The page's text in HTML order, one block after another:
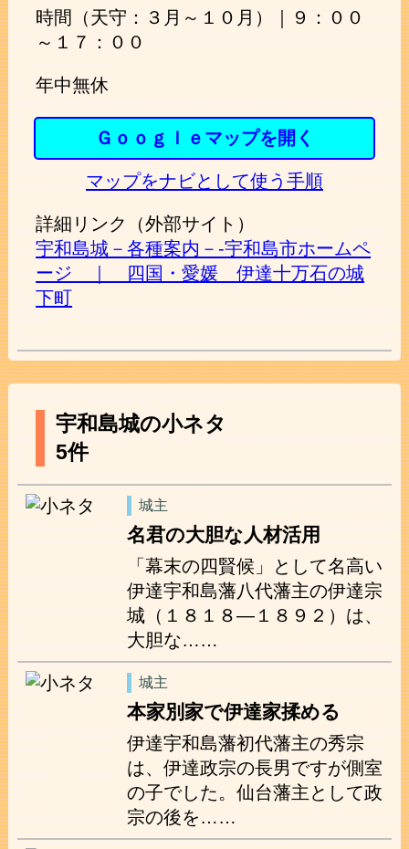
時間（天守：３月～１０月）｜９：００
～１７：００
年中無休
Ｇｏｏｇｌｅマップを開く
マップをナビとして使う手順
詳細リンク（外部サイト）
宇和島城－各種案内－‐宇和島市ホームペ
ージ ｜ 四国・愛媛 伊達十万石の城
下町
宇和島城の小ネタ
5件
城主
名君の大胆な人材活用
「幕末の四賢候」として名高い
伊達宇和島藩八代藩主の伊達宗
城（１８１８―１８９２）は、
大胆な……
城主
本家別家で伊達家揉める
伊達宇和島藩初代藩主の秀宗
は、伊達政宗の長男ですが側室
の子でした。仙台藩主として政
宗の後を……